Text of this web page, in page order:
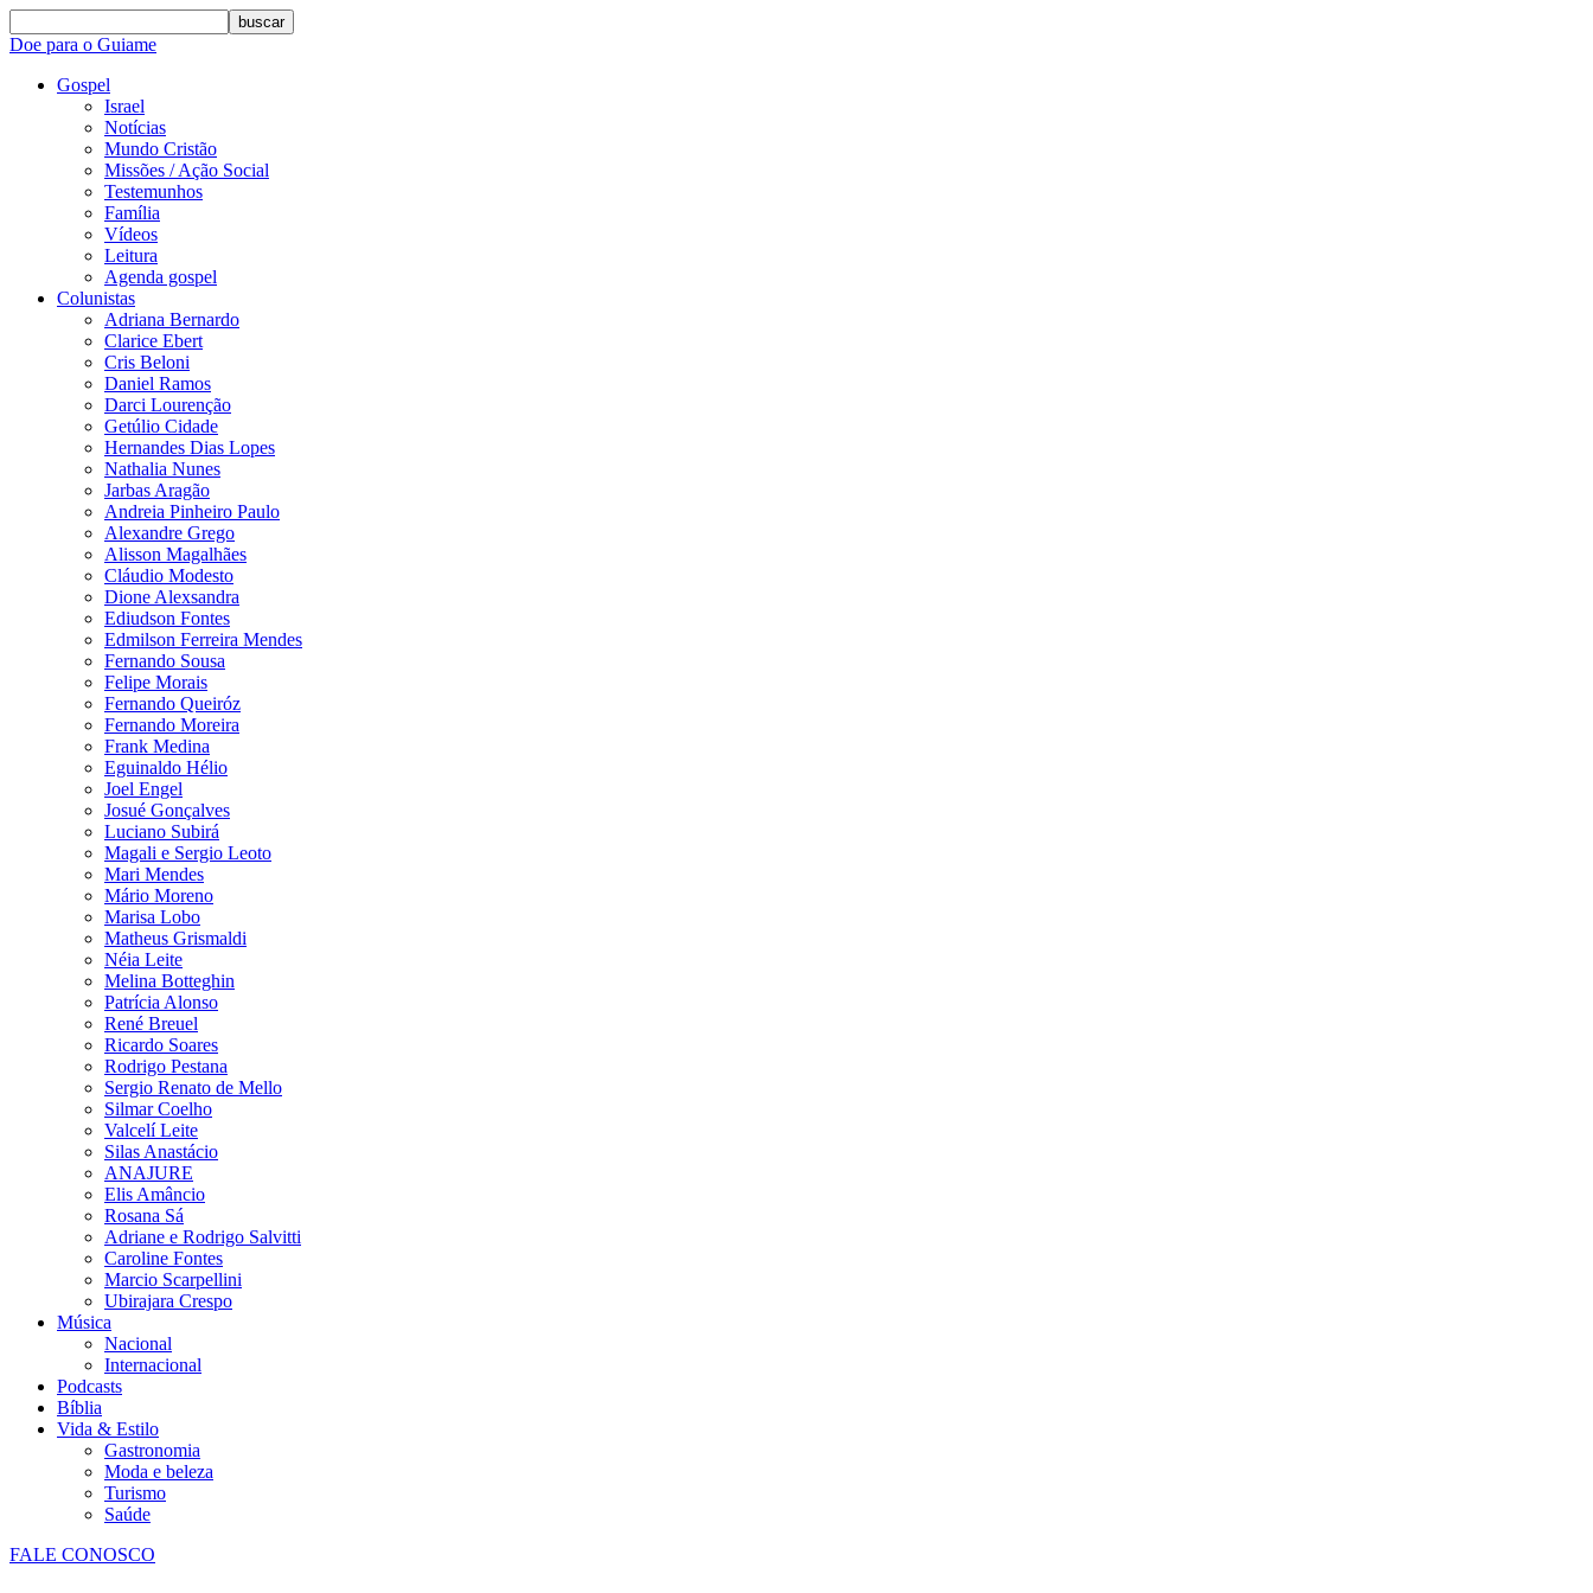
buscar
Doe para o Guiame
Gospel
Israel
Notícias
Mundo Cristão
Missões / Ação Social
Testemunhos
Família
Vídeos
Leitura
Agenda gospel
Colunistas
Adriana Bernardo
Clarice Ebert
Cris Beloni
Daniel Ramos
Darci Lourenção
Getúlio Cidade
Hernandes Dias Lopes
Nathalia Nunes
Jarbas Aragão
Andreia Pinheiro Paulo
Alexandre Grego
Alisson Magalhães
Cláudio Modesto
Dione Alexsandra
Ediudson Fontes
Edmilson Ferreira Mendes
Fernando Sousa
Felipe Morais
Fernando Queiróz
Fernando Moreira
Frank Medina
Eguinaldo Hélio
Joel Engel
Josué Gonçalves
Luciano Subirá
Magali e Sergio Leoto
Mari Mendes
Mário Moreno
Marisa Lobo
Matheus Grismaldi
Néia Leite
Melina Botteghin
Patrícia Alonso
René Breuel
Ricardo Soares
Rodrigo Pestana
Sergio Renato de Mello
Silmar Coelho
Valcelí Leite
Silas Anastácio
ANAJURE
Elis Amâncio
Rosana Sá
Adriane e Rodrigo Salvitti
Caroline Fontes
Marcio Scarpellini
Ubirajara Crespo
Música
Nacional
Internacional
Podcasts
Bíblia
Vida & Estilo
Gastronomia
Moda e beleza
Turismo
Saúde
FALE CONOSCO